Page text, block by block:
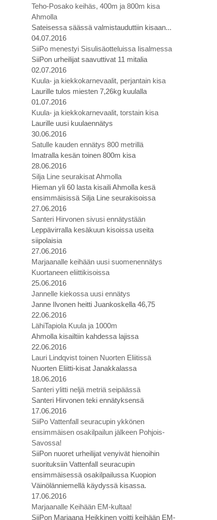
Teho-Posako keihäs, 400m ja 800m kisa
Ahmolla
Sateisessa säässä valmistauduttiin kisaan...
04.07.2016
SiiPo menestyi Sisulisäotteluissa Iisalmessa
SiiPon urheilijat saavuttivat 11 mitalia
02.07.2016
Kuula- ja kiekkokarnevaalit, perjantain kisa
Laurille tulos miesten 7,26kg kuulalla
01.07.2016
Kuula- ja kiekkokarnevaalit, torstain kisa
Laurille uusi kuulaennätys
30.06.2016
Satulle kauden ennätys 800 metrillä
Imatralla kesän toinen 800m kisa
28.06.2016
Silja Line seurakisat Ahmolla
Hieman yli 60 lasta kisaili Ahmolla kesä
ensimmäisissä Silja Line seurakisoissa
27.06.2016
Santeri Hirvonen sivusi ennätystään
Leppävirralla kesäkuun kisoissa useita
siipolaisia
27.06.2016
Marjaanalle keihään uusi suomenennätys
Kuortaneen eliittikisoissa
25.06.2016
Jannelle kiekossa uusi ennätys
Janne Ilvonen heitti Juankoskella 46,75
22.06.2016
LähiTapiola Kuula ja 1000m
Ahmolla kisailtiin kahdessa lajissa
22.06.2016
Lauri Lindqvist toinen Nuorten Eliitissä
Nuorten Eliitti-kisat Janakkalassa
18.06.2016
Santeri ylitti neljä metriä seipäässä
Santeri Hirvonen teki ennätyksensä
17.06.2016
SiiPo Vattenfall seuracupin ykkönen
ensimmäisen osakilpailun jälkeen Pohjois-
Savossa!
SiiPon nuoret urheilijat venyivät hienoihin
suorituksiin Vattenfall seuracupin
ensimmäisessä osakilpailussa Kuopion
Väinölänniemellä käydyssä kisassa.
17.06.2016
Marjaanalle Keihään EM-kultaa!
SiiPon Marjaana Heikkinen voitti keihään EM-